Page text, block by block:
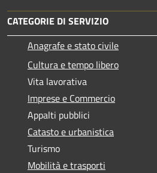
CATEGORIE DI SERVIZIO
Anagrafe e stato civile
Cultura e tempo libero
Vita lavorativa
Imprese e Commercio
Appalti pubblici
Catasto e urbanistica
Turismo
Mobilità e trasporti